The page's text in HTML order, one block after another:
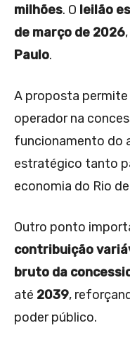
milhões. O leilão
de março de 2026
Paulo.
A proposta
operador na
funcionamento do
estratégico tanto
economia do Rio
Outro ponto
contribuição
bruto da
até 2039,
poder público.